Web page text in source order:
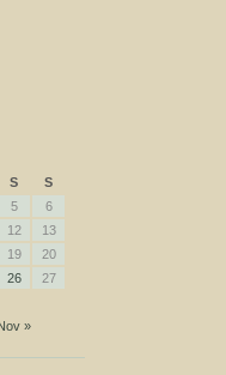
S S
»
5
6
12
13
19
20
26
27